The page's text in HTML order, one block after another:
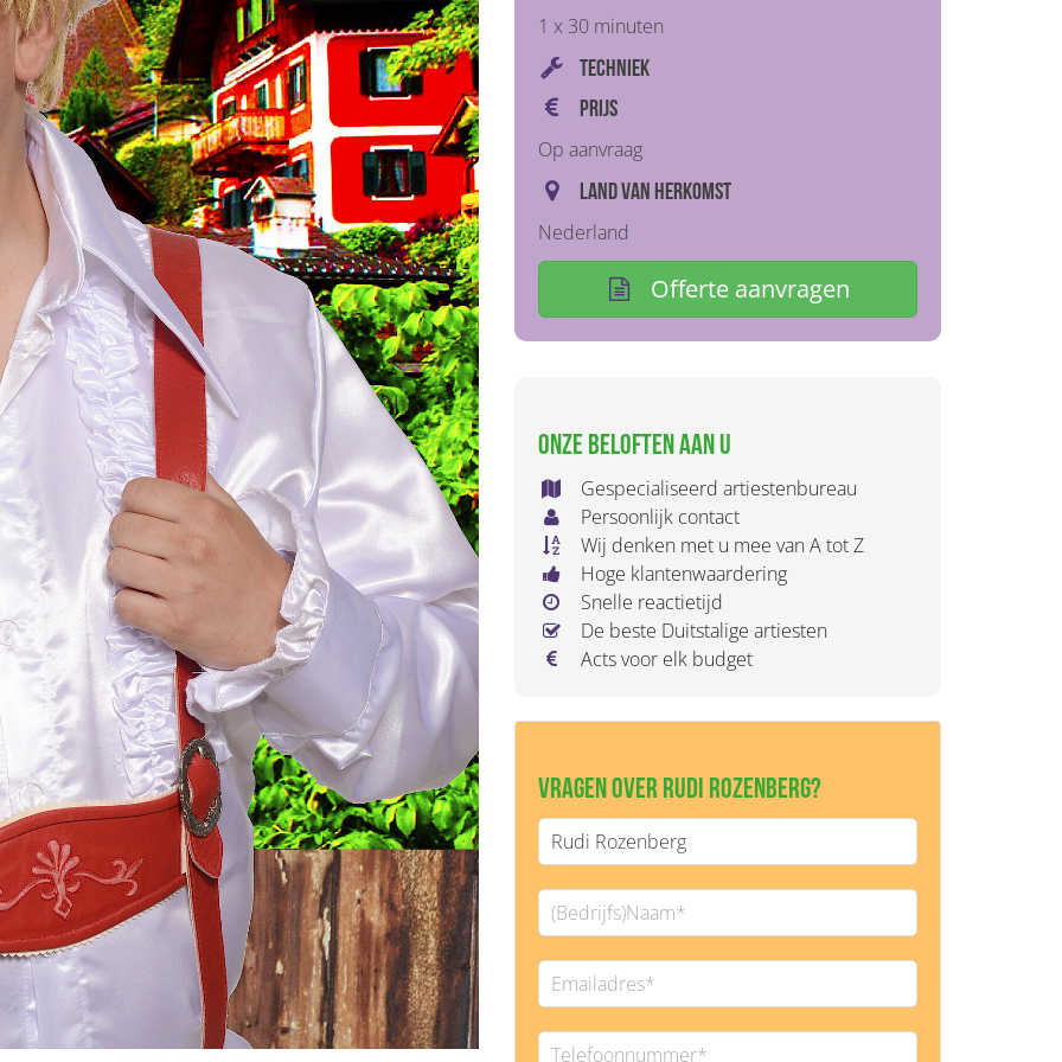
1 x 30 minuten
Techniek
Prijs
Op aanvraag
Land van herkomst
Nederland
Offerte aanvragen
Onze beloften aan u
Gespecialiseerd artiestenbureau
Persoonlijk contact
Wij denken met u mee van A tot Z
Hoge klantenwaardering
Snelle reactietijd
De beste Duitstalige artiesten
Acts voor elk budget
Vragen over Rudi Rozenberg?